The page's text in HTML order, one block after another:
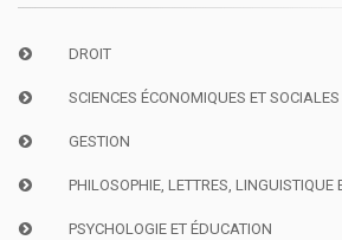
DROIT
SCIENCES ÉCONOMIQUES ET SOCIALES
GESTION
PHILOSOPHIE, LETTRES, LINGUISTIQUE
PSYCHOLOGIE ET ÉDUCATION